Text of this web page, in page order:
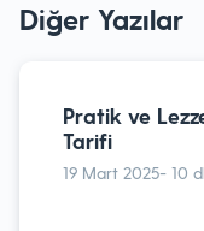
14 Nisan 2024 - 6 dk
Diğer Yazılar
Pratik ve
Tarifi
19 Mart 2025- 10